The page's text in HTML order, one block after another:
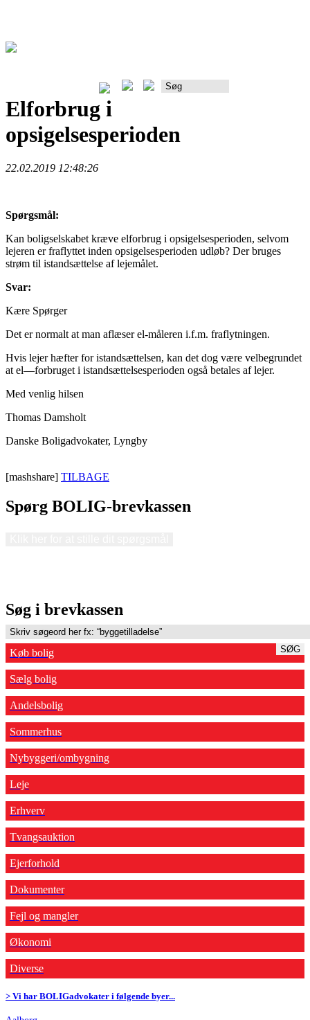
Elforbrug i
opsigelsesperioden
22.02.2019 12:48:26
Spørgsmål:
Kan boligselskabet kræve elforbrug i opsigelsesperioden, selvom
lejeren er fraflyttet inden opsigelsesperioden udløb? Der bruges
strøm til istandsættelse af lejemålet.
Svar:
Kære Spørger
Det er normalt at man aflæser el-måleren i.f.m. fraflytningen.
Hvis lejer hæfter for istandsættelsen, kan det dog være velbegrundet
at el—forbruget i istandsættelsesperioden også betales af lejer.
Med venlig hilsen
Thomas Damsholt
Danske Boligadvokater, Lyngby
[mashshare] TILBAGE
Spørg BOLIG-brevkassen
Søg i brevkassen
SØG
Køb bolig
Sælg bolig
Andelsbolig
Sommerhus
Nybyggeri/ombygning
Leje
Erhverv
Tvangsauktion
Ejerforhold
Dokumenter
Fejl og mangler
Økonomi
Diverse
> Vi har BOLIGadvokater i følgende byer...